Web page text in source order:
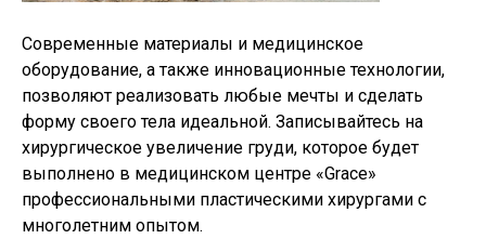
Современные материалы и медицинское
оборудование, а также инновационные технологии,
позволяют реализовать любые мечты и сделать
форму своего тела идеальной. Записывайтесь на
хирургическое увеличение груди, которое будет
выполнено в медицинском центре «Grace»
профессиональными пластическими хирургами с
многолетним опытом.